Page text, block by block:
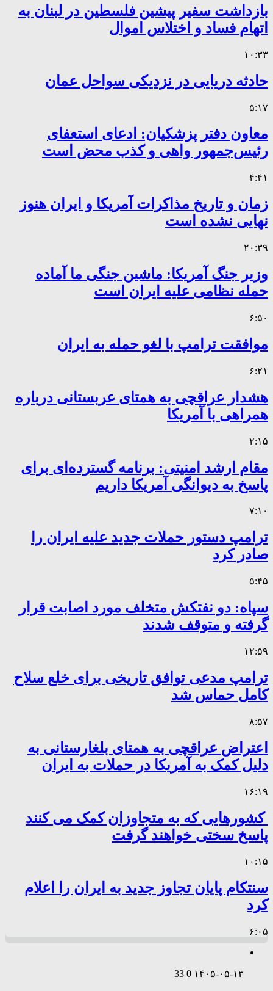
بازداشت سفیر پیشین فلسطین در لبنان به
اتهام فساد و اختلاس اموال
۱۰:۳۳
حادثه دریایی در نزدیکی سواحل عمان
۵:۱۷
معاون دفتر پزشکیان: ادعای استعفای
رئیس‌جمهور واهی و کذب محض است
۴:۴۱
زمان و تاریخ مذاکرات آمریکا و ایران هنوز
نهایی نشده است
۲۰:۳۹
وزیر جنگ آمریکا: ماشین جنگی ما آماده
حمله نظامی علیه ایران است
۶:۵۰
موافقت ترامپ با لغو حمله به ایران
۶:۲۱
هشدار عراقچی به همتای عربستانی درباره
همراهی با آمریکا
۲:۱۵
مقام ارشد امنیتی: برنامه گسترده‌ای برای
پاسخ به دیوانگی آمریکا داریم
۷:۱۰
ترامپ دستور حملات جدید علیه ایران را
صادر کرد
۵:۴۵
سپاه: دو نفتکش متخلف مورد اصابت قرار
گرفته و متوقف شدند
۱۲:۵۹
ترامپ مدعی توافق تاریخی برای خلع سلاح
کامل حماس شد
۸:۵۷
اعتراض عراقچی به همتای بلغارستانی به
دلیل کمک به آمریکا در حملات به ایران
۱۶:۱۹
کشورهایی که به متجاوزان کمک می کنند
پاسخ سختی خواهند گرفت
۱۰:۱۵
سنتکام پایان تجاوز جدید به ایران را اعلام
کرد
۶:۰۵
۱۴۰۵-۰۵-۱۳ 0
33